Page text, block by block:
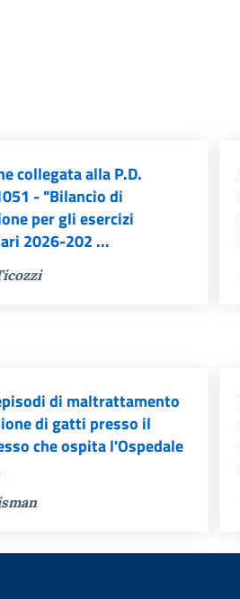
collegata alla P.D.
- "Bilancio di
per gli esercizi
2026-202 ...
di maltrattamento
di gatti presso il
che ospita l'Ospedale